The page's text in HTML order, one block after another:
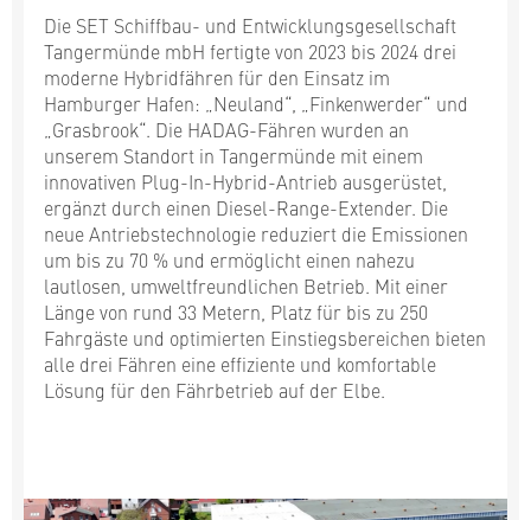
Die SET Schiffbau- und Entwicklungsgesellschaft
Tangermünde mbH fertigte von 2023 bis 2024 drei
moderne Hybridfähren für den Einsatz im
Hamburger Hafen: „Neuland“, „Finkenwerder“ und
„Grasbrook“. Die HADAG-Fähren wurden an
unserem Standort in Tangermünde mit einem
innovativen Plug-In-Hybrid-Antrieb ausgerüstet,
ergänzt durch einen Diesel-Range-Extender. Die
neue Antriebstechnologie reduziert die Emissionen
um bis zu 70 % und ermöglicht einen nahezu
lautlosen, umweltfreundlichen Betrieb. Mit einer
Länge von rund 33 Metern, Platz für bis zu 250
Fahrgäste und optimierten Einstiegsbereichen bieten
alle drei Fähren eine effiziente und komfortable
Lösung für den Fährbetrieb auf der Elbe.